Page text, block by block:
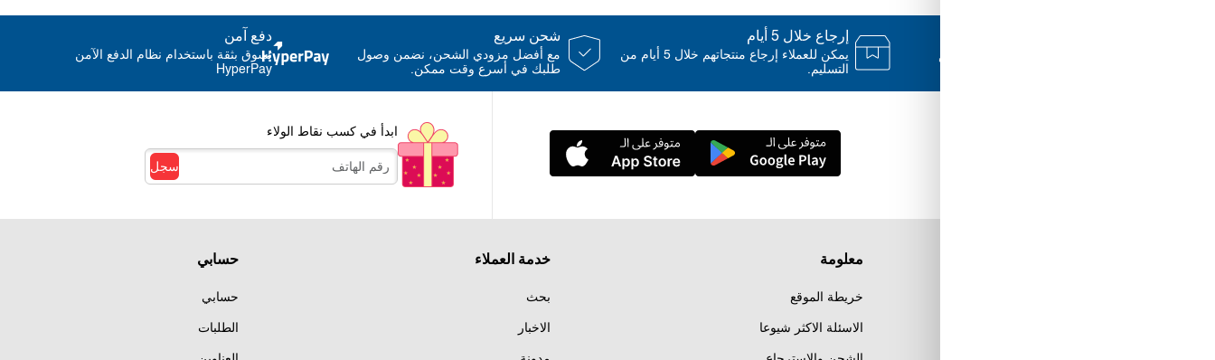
فريقنا متاح للإجابة على أسئلتك وتقديم
إرجاع خلال 5 أيام
يمكن للعملاء إرجاع منتجاتهم خلال 5 أيام من
التسليم.
شحن سريع
مع أفضل مزودي الشحن، نضمن وصول
طلبك في أسرع وقت ممكن.
دفع آمن
تسوق بثقة باستخدام نظام الدفع الآمن
HyperPay
ابدأ في كسب نقاط الولاء
سجل
معلومة
خريطة الموقع
الاسئلة الاكثر شيوعا
خدمة العملاء
بحث
الاخبار
حسابي
حسابي
الطلبات